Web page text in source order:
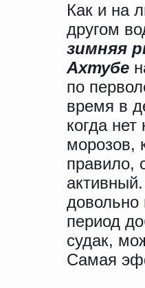
Как и на
другом
зимняя
Ахтубе
по
время в
когда нет
морозов,
правило,
довольно
период
судак,
Самая